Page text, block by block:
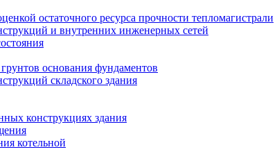
остаточного ресурса прочности тепломагистрали
и внутренних инженерных сетей
основания фундаментов
складского здания
конструкциях здания
котельной